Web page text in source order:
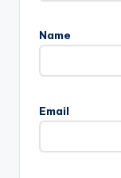
Name
Email